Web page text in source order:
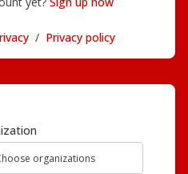
/ Privacy policy